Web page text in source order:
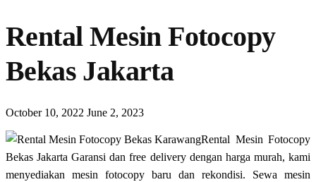
Rental Mesin Fotocopy
Bekas Jakarta
October 10, 2022 June 2, 2023
Rental Mesin Fotocopy
Bekas Jakarta Garansi dan free delivery dengan harga murah, kami
menyediakan mesin fotocopy baru dan rekondisi. Sewa mesin